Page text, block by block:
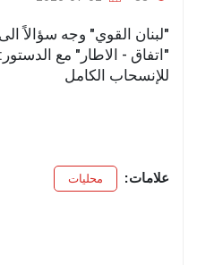
"لبنان القوي" وجه سؤالاً
"اتفاق - الاطار" مع
للإنسحاب الكامل
علامات: محليات